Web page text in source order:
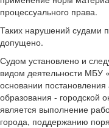
процессуального права.
Таких нарушений судами
допущено.
Судом установлено и
видом деятельности МБУ
основании
образования - городской
является выполнение
города, поддержанию